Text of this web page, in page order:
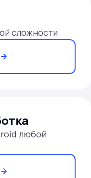
сложности
любой